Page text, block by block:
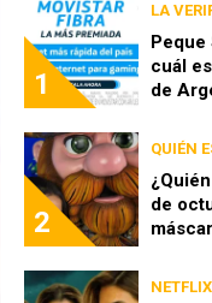
1
LA
Peque
cuál
de
2
QUIÉN
de
NETFLIX